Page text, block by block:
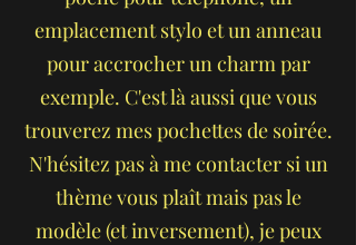
emplacement stylo et un anneau
pour accrocher un charm par
exemple. C'est là aussi que vous
trouverez mes pochettes de soirée.
N'hésitez pas à me contacter si un
thème vous plaît mais pas le
modèle (et inversement), je peux